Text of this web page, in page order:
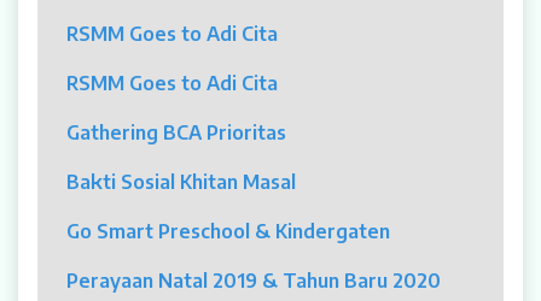
Dokter
RSMM Goes to Adi Cita
RSMM Goes to Adi Cita
Gathering BCA Prioritas
Bakti Sosial Khitan Masal
Go Smart Preschool & Kindergaten
Perayaan Natal 2019 & Tahun Baru 2020